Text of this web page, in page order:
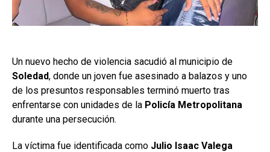
Un nuevo hecho de violencia sacudió al municipio de
Soledad, donde un joven fue asesinado a balazos y uno
de los presuntos responsables terminó muerto tras
enfrentarse con unidades de la Policía Metropolitana
durante una persecución.
La víctima fue identificada como Julio Isaac Valega